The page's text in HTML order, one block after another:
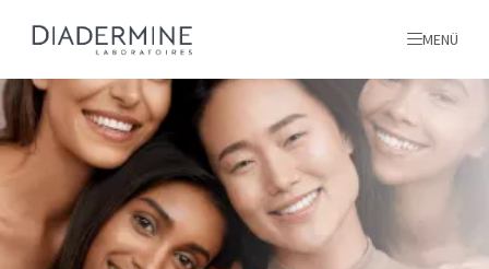
Alle produkte
MENÜ
Startseite
inhaltsstoffe